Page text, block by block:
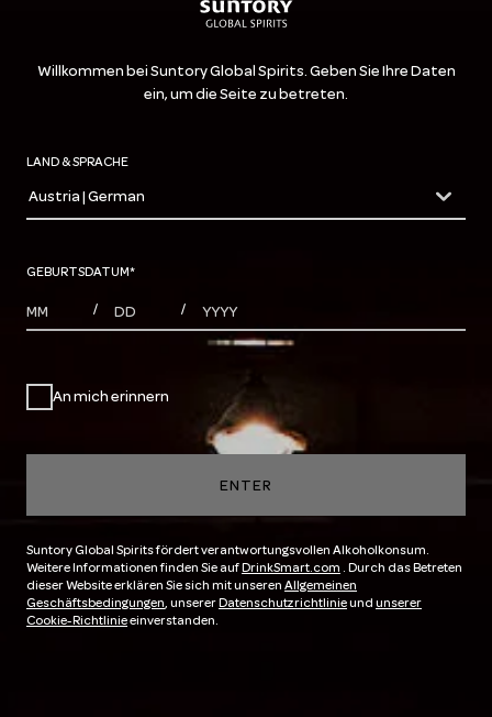
Willkommen bei Suntory Global Spirits. Geben Sie Ihre Daten
ein, um die Seite zu betreten.
LAND & SPRACHE
countryDropdown
Austria | German
GEBURTSDATUM*
MONTHS
/ DAYS / YEAR
An mich erinnern
ENTER
Suntory Global Spirits fördert verantwortungsvollen Alkoholkonsum.
Weitere Informationen finden Sie aufDrinkSmart.com . Durch das Betreten
dieser Website erklären Sie sich mit unseren Allgemeinen
Geschäftsbedingungen, unsererDatenschutzrichtlinieund unserer
Cookie-Richtlinieeinverstanden.